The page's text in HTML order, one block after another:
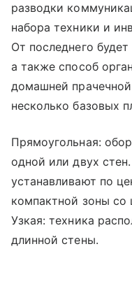
разводки
набора техники и
От последнего
а также способ
домашней
несколько базовых
Прямоугольная:
одной или двух
устанавливают по
компактной зоны
Узкая: техника
длинной стены.